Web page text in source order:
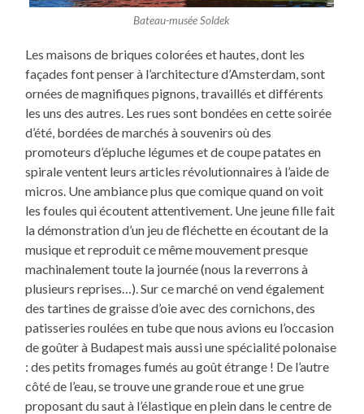
Bateau-musée Soldek
Les maisons de briques colorées et hautes, dont les
façades font penser à l’architecture d’Amsterdam, sont
ornées de magnifiques pignons, travaillés et différents
les uns des autres. Les rues sont bondées en cette soirée
d’été, bordées de marchés à souvenirs où des
promoteurs d’épluche légumes et de coupe patates en
spirale ventent leurs articles révolutionnaires à l’aide de
micros. Une ambiance plus que comique quand on voit
les foules qui écoutent attentivement. Une jeune fille fait
la démonstration d’un jeu de fléchette en écoutant de la
musique et reproduit ce même mouvement presque
machinalement toute la journée (nous la reverrons à
plusieurs reprises…). Sur ce marché on vend également
des tartines de graisse d’oie avec des cornichons, des
patisseries roulées en tube que nous avions eu l’occasion
de goûter à Budapest mais aussi une spécialité polonaise
: des petits fromages fumés au goût étrange ! De l’autre
côté de l’eau, se trouve une grande roue et une grue
proposant du saut à l’élastique en plein dans le centre de